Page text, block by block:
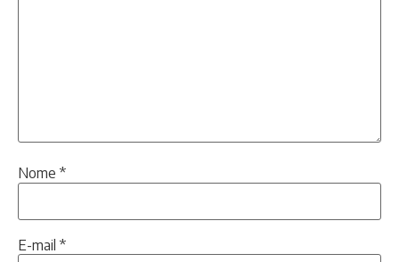
Nome *
E-mail *